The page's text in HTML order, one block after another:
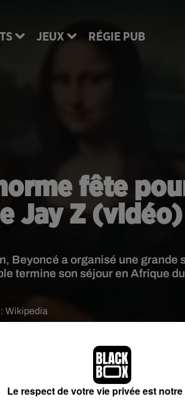
JEUX RÉGIE PUB
fête
Jay Z (vidéo)
Beyoncé a organisé une grande
termine son séjour en Afrique
Wikipedia
Beyoncé a dignement célébré cet
invités. La fête s’est déroulée à
donné dimanche dernier un concert
cette soirée, Byoncé a lancé la fête en
une vidéo mise en ligne par l’un des
Le respect de votre vie privée est